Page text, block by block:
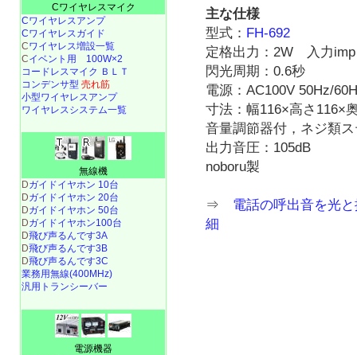
主な仕様
型式： FH-692
定格出力：2W 入力
閃光周期：0.6秒
電源：AC100V 50Hz/
寸法：幅116×高さ116×
音量調節器付，ネジ類
出力音圧：105dB
noboru製
⇒ 電話の呼出音を光
細
Cワイヤレスマイク
Cワイヤレスアンプ
Cワイヤレスガイド
Cワイヤレス増設一覧
Cイベント用 100W×2
コードレスマイク ＢＬＴ
コンデンサ型 売れ筋
小型ワイヤレスアンプ
ワイヤレスシステム一覧
無線機
Dガイドイヤホン 10台
Dガイドイヤホン 20台
Dガイドイヤホン 50台
Dガイドイヤホン100台
D飛び声るんです3A
D飛び声るんです3B
D飛び声るんです3C
業務用無線(400MHz)
汎用トランシーバー
電源機器